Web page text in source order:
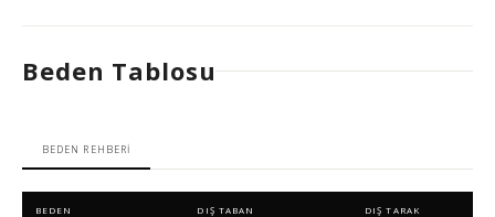
Beden Tablosu
BEDEN REHBERI
BEDEN DIŞ TABAN DIŞ TARAK